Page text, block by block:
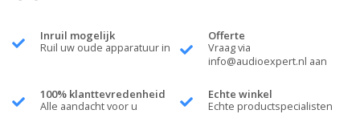
Inruil mogelijk
Ruil uw oude apparatuur in
Offerte
Vraag via
info@audioexpert.nl aan
100% klanttevredenheid
Alle aandacht voor u
Echte winkel
Echte productspecialisten